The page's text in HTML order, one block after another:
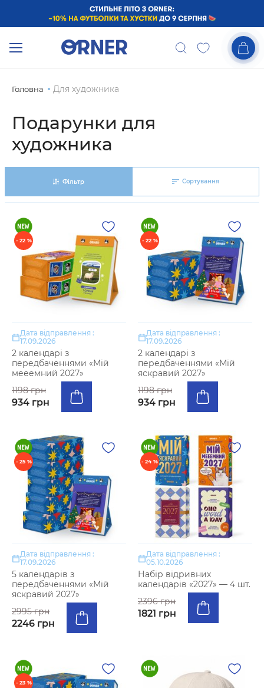
Головна Для художника
Подарунки для
художника
Фільтр Сортування
- 22 %
Дата відправлення :
17.09.2026
2 календарі з
передбаченнями «Мій
мееемний 2027»
1198 грн
934 грн
- 22 %
Дата відправлення :
17.09.2026
2 календарі з
передбаченнями «Мій
яскравий 2027»
1198 грн
934 грн
- 25 %
Дата відправлення :
17.09.2026
5 календарів з
передбаченнями «Мій
яскравий 2027»
2995 грн
2246 грн
- 24 %
Дата відправлення :
05.10.2026
Набір відривних
календарів «2027» — 4 шт.
2396 грн
1821 грн
- 23 %